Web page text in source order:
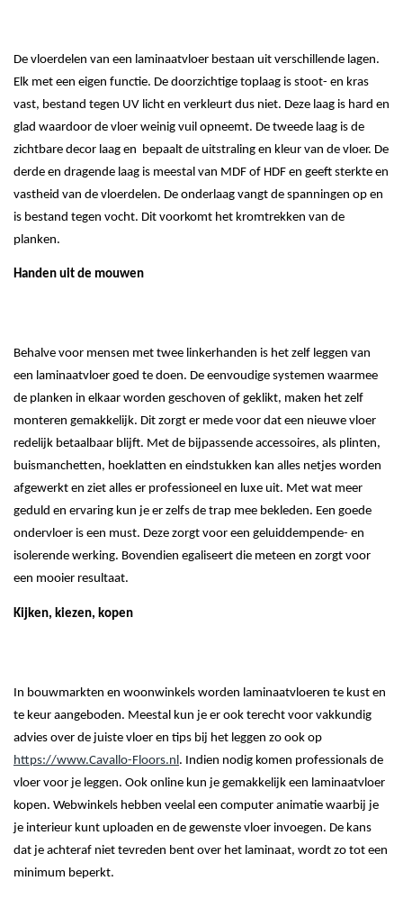
De vloerdelen van een laminaatvloer bestaan uit verschillende lagen.
Elk met een eigen functie. De doorzichtige toplaag is stoot- en kras
vast, bestand tegen UV licht en verkleurt dus niet. Deze laag is hard en
glad waardoor de vloer weinig vuil opneemt. De tweede laag is de
zichtbare decor laag en bepaalt de uitstraling en kleur van de vloer. De
derde en dragende laag is meestal van MDF of HDF en geeft sterkte en
vastheid van de vloerdelen. De onderlaag vangt de spanningen op en
is bestand tegen vocht. Dit voorkomt het kromtrekken van de
planken.
Handen uit de mouwen
Behalve voor mensen met twee linkerhanden is het zelf leggen van
een laminaatvloer goed te doen. De eenvoudige systemen waarmee
de planken in elkaar worden geschoven of geklikt, maken het zelf
monteren gemakkelijk. Dit zorgt er mede voor dat een nieuwe vloer
redelijk betaalbaar blijft. Met de bijpassende accessoires, als plinten,
buismanchetten, hoeklatten en eindstukken kan alles netjes worden
afgewerkt en ziet alles er professioneel en luxe uit. Met wat meer
geduld en ervaring kun je er zelfs de trap mee bekleden. Een goede
ondervloer is een must. Deze zorgt voor een geluiddempende- en
isolerende werking. Bovendien egaliseert die meteen en zorgt voor
een mooier resultaat.
Kijken, kiezen, kopen
In bouwmarkten en woonwinkels worden laminaatvloeren te kust en
te keur aangeboden. Meestal kun je er ook terecht voor vakkundig
advies over de juiste vloer en tips bij het leggen zo ook op
https://www.Cavallo-Floors.nl . Indien nodig komen professionals de
vloer voor je leggen. Ook online kun je gemakkelijk een laminaatvloer
kopen. Webwinkels hebben veelal een computer animatie waarbij je
je interieur kunt uploaden en de gewenste vloer invoegen. De kans
dat je achteraf niet tevreden bent over het laminaat, wordt zo tot een
minimum beperkt.